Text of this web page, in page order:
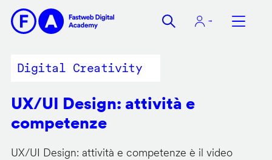
contenuto
Digital Creativity
UX/UI Design: attività e
competenze
UX/UI Design: attività e competenze è il video